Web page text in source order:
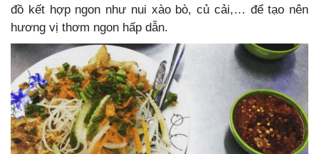
đồ kết hợp ngon như nui xào bò, củ cải,… để tạo nên
hương vị thơm ngon hấp dẫn.